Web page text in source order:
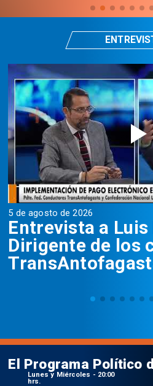
5 de agosto de 2026
Entrevista a Luis
Dirigente de los
El Programa Político
Lunes y Miércoles - 20:00
hrs.